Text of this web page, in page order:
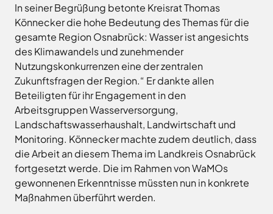
In seiner Begrüßung betonte Kreisrat Thomas
Könnecker die hohe Bedeutung des Themas für die
gesamte Region Osnabrück: Wasser ist angesichts
des Klimawandels und zunehmender
Nutzungskonkurrenzen eine der zentralen
Zukunftsfragen der Region.“ Er dankte allen
Beteiligten für ihr Engagement in den
Arbeitsgruppen Wasserversorgung,
Landschaftswasserhaushalt, Landwirtschaft und
Monitoring. Könnecker machte zudem deutlich, dass
die Arbeit an diesem Thema im Landkreis Osnabrück
fortgesetzt werde. Die im Rahmen von WaMOs
gewonnenen Erkenntnisse müssten nun in konkrete
Maßnahmen überführt werden.
Niedersächsische
Landgesellschaft
Osnabrücker
Land
–
Entwicklungsgesellschaft
Planungsgesellschaft
Nahverkehr
Osnabrück
Stiftung
Lauter
Tourismusgesellschaft
Osnabrücker
Land
GmbH
-
12.00
Uhr
Samstag
9.30 - 11.30 Uhr
(nur
Zulassungsstelle!)
Außenstellen
der
Kreisverwaltung
Karte
aufrufen
Bad
Essen
Bad
Iburg
Bad
Laer
Bad
Rothenfelde
Belm
Bersenbrück
Bissendorf
Bohmte
Bramsche
Dissen